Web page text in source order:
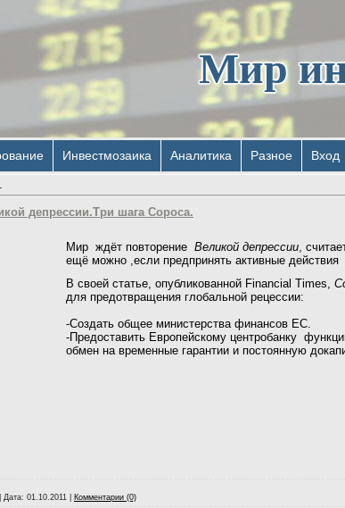
Мир
Инвестмозаика Аналитика Разное Вход
депрессии.Три шага Сороса.
Мир ждёт повторение Великой депрессии,
ещё можно ,если предпринять активные действия
В своей статье, опубликованной Financial Times,
для предотвращения глобальной рецессии:
-Создать общее министерства финансов ЕС.
-Предоставить Европейскому центробанку
обмен на временные гарантии и постоянную
Дата: 01.10.2011 Комментарии (0)